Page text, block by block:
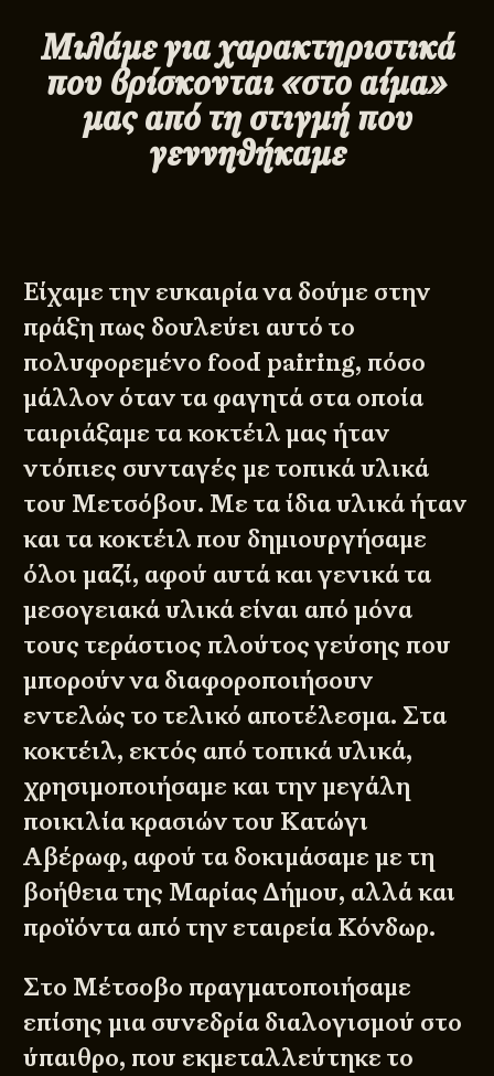
Μιλάμε για χαρακτηριστικά
που βρίσκονται «στο αίμα»
μας από τη στιγμή που
γεννηθήκαμε
Είχαμε την ευκαιρία να δούμε στην
πράξη πως δουλεύει αυτό το
πολυφορεμένο food pairing, πόσο
μάλλον όταν τα φαγητά στα οποία
ταιριάξαμε τα κοκτέιλ μας ήταν
ντόπιες συνταγές με τοπικά υλικά
του Μετσόβου. Με τα ίδια υλικά ήταν
και τα κοκτέιλ που δημιουργήσαμε
όλοι μαζί, αφού αυτά και γενικά τα
μεσογειακά υλικά είναι από μόνα
τους τεράστιος πλούτος γεύσης που
μπορούν να διαφοροποιήσουν
εντελώς το τελικό αποτέλεσμα. Στα
κοκτέιλ, εκτός από τοπικά υλικά,
χρησιμοποιήσαμε και την μεγάλη
ποικιλία κρασιών του Κατώγι
Αβέρωφ, αφού τα δοκιμάσαμε με τη
βοήθεια της Μαρίας Δήμου, αλλά και
προϊόντα από την εταιρεία Κόνδωρ.
Στο Μέτσοβο πραγματοποιήσαμε
επίσης μια συνεδρία διαλογισμού στο
ύπαιθρο, που εκμεταλλεύτηκε το